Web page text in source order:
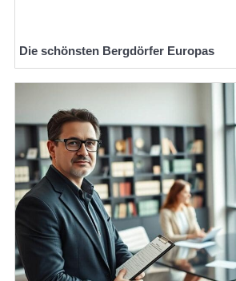
Die schönsten Bergdörfer Europas